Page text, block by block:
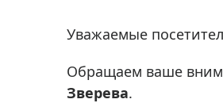
Прицелы
Уважаемые
Обращаем ваше
Зверева.